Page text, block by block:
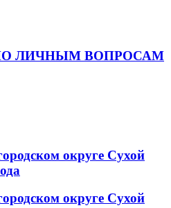
ЛИЧНЫМ ВОПРОСАМ
округе Сухой
округе Сухой